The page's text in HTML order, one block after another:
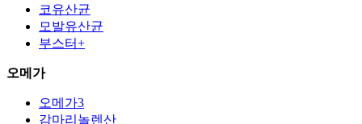
코유산균
모발유산균
부스터+
오메가
오메가3
감마리놀렌산